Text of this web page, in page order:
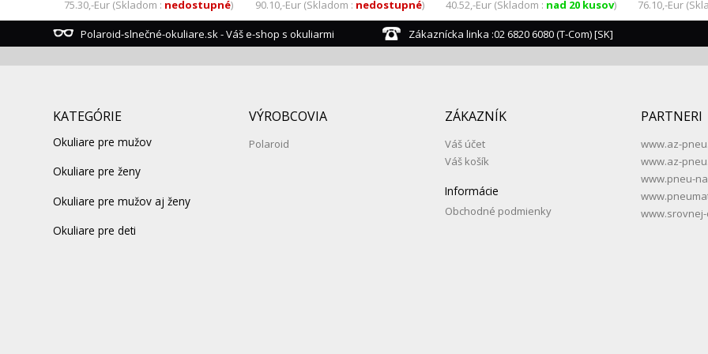
75.30,-Eur (Skladom : nedostupné) 90.10,-Eur (Skladom : nedostupné) 40.52,-Eur (Skladom : nad 20 kusov) 76.10,-Eur
Polaroid-slnečné-okuliare.sk - Váš e-shop s okuliarmi Zákaznícka linka :02 6820 6080 (T-Com) [SK]
KATEGÓRIE
Okuliare pre mužov
Okuliare pre ženy
Okuliare pre mužov aj ženy
Okuliare pre deti
VÝROBCOVIA
Polaroid
ZÁKAZNÍK
Váš účet
Váš košík
Informácie
Obchodné podmienky
PARTNERI
www.az-
www.az-
www.pneu-
www.srovnej-